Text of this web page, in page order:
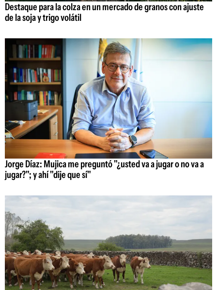
Destaque para la colza en un mercado de granos con ajuste
de la soja y trigo volátil
Jorge Díaz: Mujica me preguntó "¿usted va a jugar o no va a
jugar?"; y ahí "dije que sí"